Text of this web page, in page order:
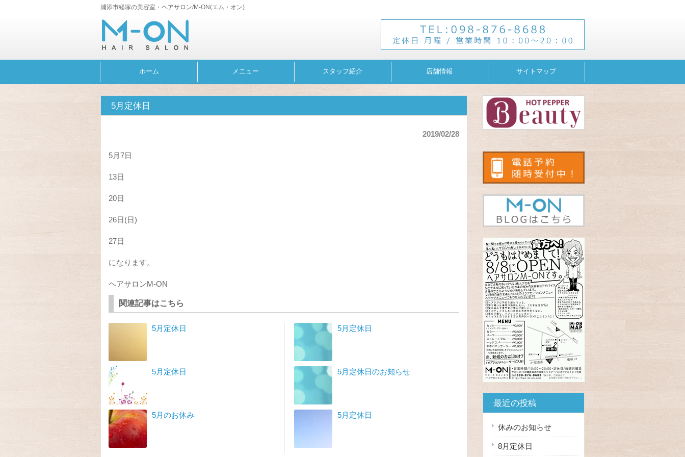
浦添市経塚の美容室・ヘアサロン/M-ON(エム・オン)
ホーム メニュー スタッフ紹介 店舗情報 サイトマップ
5月定休日
2019/02/28
5月7日
13日
20日
26日(日)
27日
になります。
ヘアサロンM-ON
関連記事はこちら
5月定休日
5月定休日
5月のお休み
5月定休日
5月定休日のお知らせ
5月定休日
最近の投稿
休みのお知らせ
8月定休日